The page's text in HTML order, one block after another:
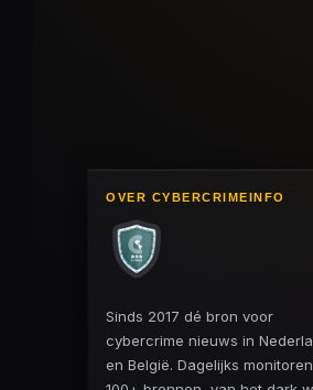
OVER CYBERCRIMEINFO
Sinds 2017 dé bron voor
cybercrime nieuws in
en België. Dagelijks